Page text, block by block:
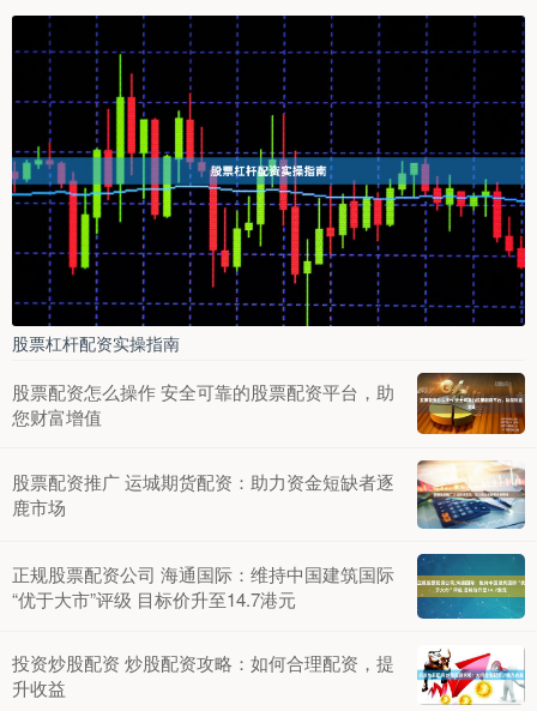
股票杠杆配资实操指南
股票配资怎么操作 安全可靠的股票配资平台，助
您财富增值
股票配资推广 运城期货配资：助力资金短缺者逐
鹿市场
正规股票配资公司 海通国际：维持中国建筑国际
“优于大市”评级 目标价升至14.7港元
投资炒股配资 炒股配资攻略：如何合理配资，提
升收益